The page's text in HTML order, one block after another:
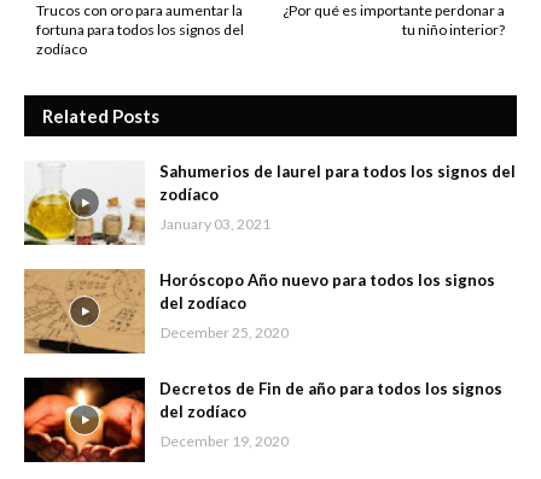
¿Por qué es importante perdonar a
tu niño interior?
Trucos con oro para aumentar la
fortuna para todos los signos del
zodíaco
Related Posts
Sahumerios de laurel para todos los signos del
zodíaco
January 03, 2021
Horóscopo Año nuevo para todos los signos
del zodíaco
December 25, 2020
Decretos de Fin de año para todos los signos
del zodíaco
December 19, 2020